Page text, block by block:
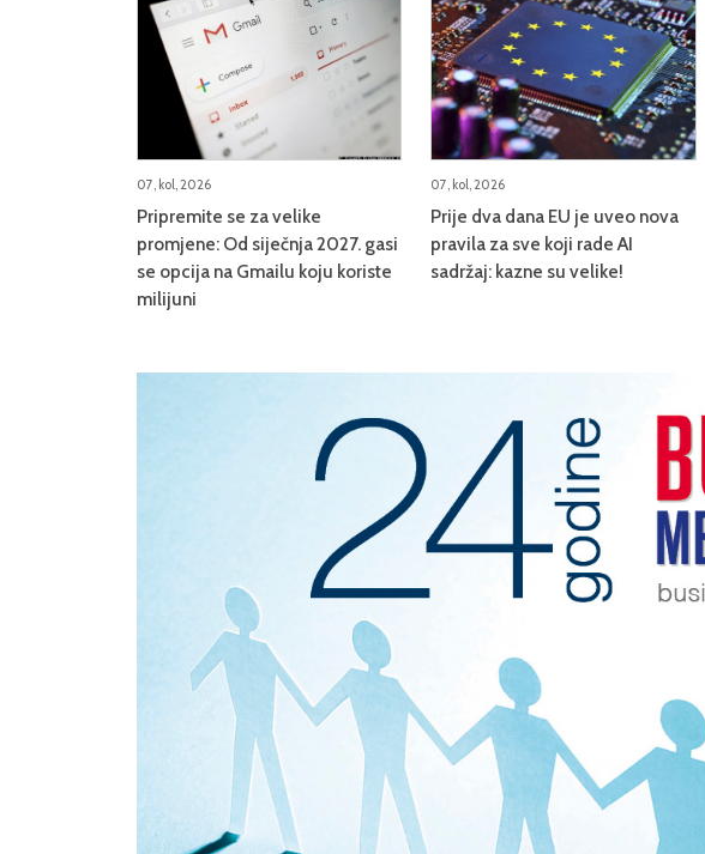
07, kol, 2026
Pripremite se za velike
promjene: Od siječnja 2027. gasi
se opcija na Gmailu koju koriste
milijuni
07, kol, 2026
Prije dva dana EU je uveo nova
pravila za sve koji rade AI
sadržaj: kazne su velike!